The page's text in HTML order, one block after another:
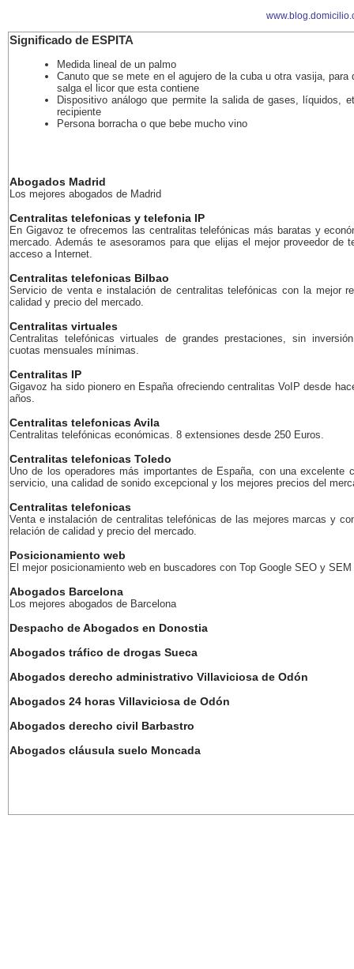
Significado de ESPITA
Medida lineal de un palmo
Canuto que se mete en el agujero de la cuba u otra vasija, para
salga el licor que esta contiene
Dispositivo análogo que permite la salida de gases, líquidos,
recipiente
Persona borracha o que bebe mucho vino
Abogados Madrid
Los mejores abogados de Madrid
Centralitas telefonicas y telefonia IP
En Gigavoz te ofrecemos las centralitas telefónicas más baratas y
mercado. Además te asesoramos para que elijas el mejor proveedor de
acceso a Internet.
Centralitas telefonicas Bilbao
Servicio de venta e instalación de centralitas telefónicas con la mejor
calidad y precio del mercado.
Centralitas virtuales
Centralitas telefónicas virtuales de grandes prestaciones, sin
cuotas mensuales mínimas.
Centralitas IP
Gigavoz ha sido pionero en España ofreciendo centralitas VoIP desde
años.
Centralitas telefonicas Avila
Centralitas telefónicas económicas. 8 extensiones desde 250 Euros.
Centralitas telefonicas Toledo
Uno de los operadores más importantes de España, con una excelente
servicio, una calidad de sonido excepcional y los mejores precios del
Centralitas telefonicas
Venta e instalación de centralitas telefónicas de las mejores marcas y
relación de calidad y precio del mercado.
Posicionamiento web
El mejor posicionamiento web en buscadores con Top Google SEO y SEM
Abogados Barcelona
Los mejores abogados de Barcelona
Despacho de Abogados en Donostia
Abogados tráfico de drogas Sueca
Abogados derecho administrativo Villaviciosa de Odón
Abogados 24 horas Villaviciosa de Odón
Abogados derecho civil Barbastro
Abogados cláusula suelo Moncada